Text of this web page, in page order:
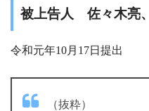
被上告人 佐々木亮
令和元年10月17日提出
（抜粋）